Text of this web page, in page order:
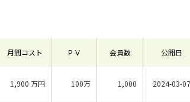
月間コスト ＰＶ 会員数 公開日
1,900 万円 100万 1,000 2024-03-07